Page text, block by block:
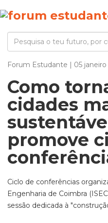
Forum Estudante | 05 janeiro
Como
cidades
promove
Ciclo de conferências
Engenharia de Coimbra
sessão dedicada à